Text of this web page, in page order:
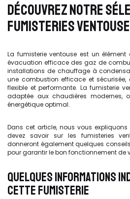
DÉCOUVREZ NOTRE
FUMISTERIES
La fumisterie ventouse est un
évacuation efficace des gaz de
installations de chauffage à
une combustion efficace et sécurisée,
flexible et performante. La fumisterie
adaptée aux chaudières modernes,
énergétique optimal.
Dans cet article, nous vous
devez savoir sur les fumisteries
donneront également quelques
pour garantir le bon fonctionnement de
QUELQUES INFORMATIONS
CETTE FUMISTERIE